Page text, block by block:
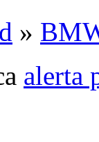
»
alerta